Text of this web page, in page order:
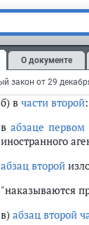
О документе
1) встатье 239:
а)абзац второй
"наказываются
б) в части второй:
в абзаце первом
иностранного
абзац второй
"наказываются
в) абзац второй